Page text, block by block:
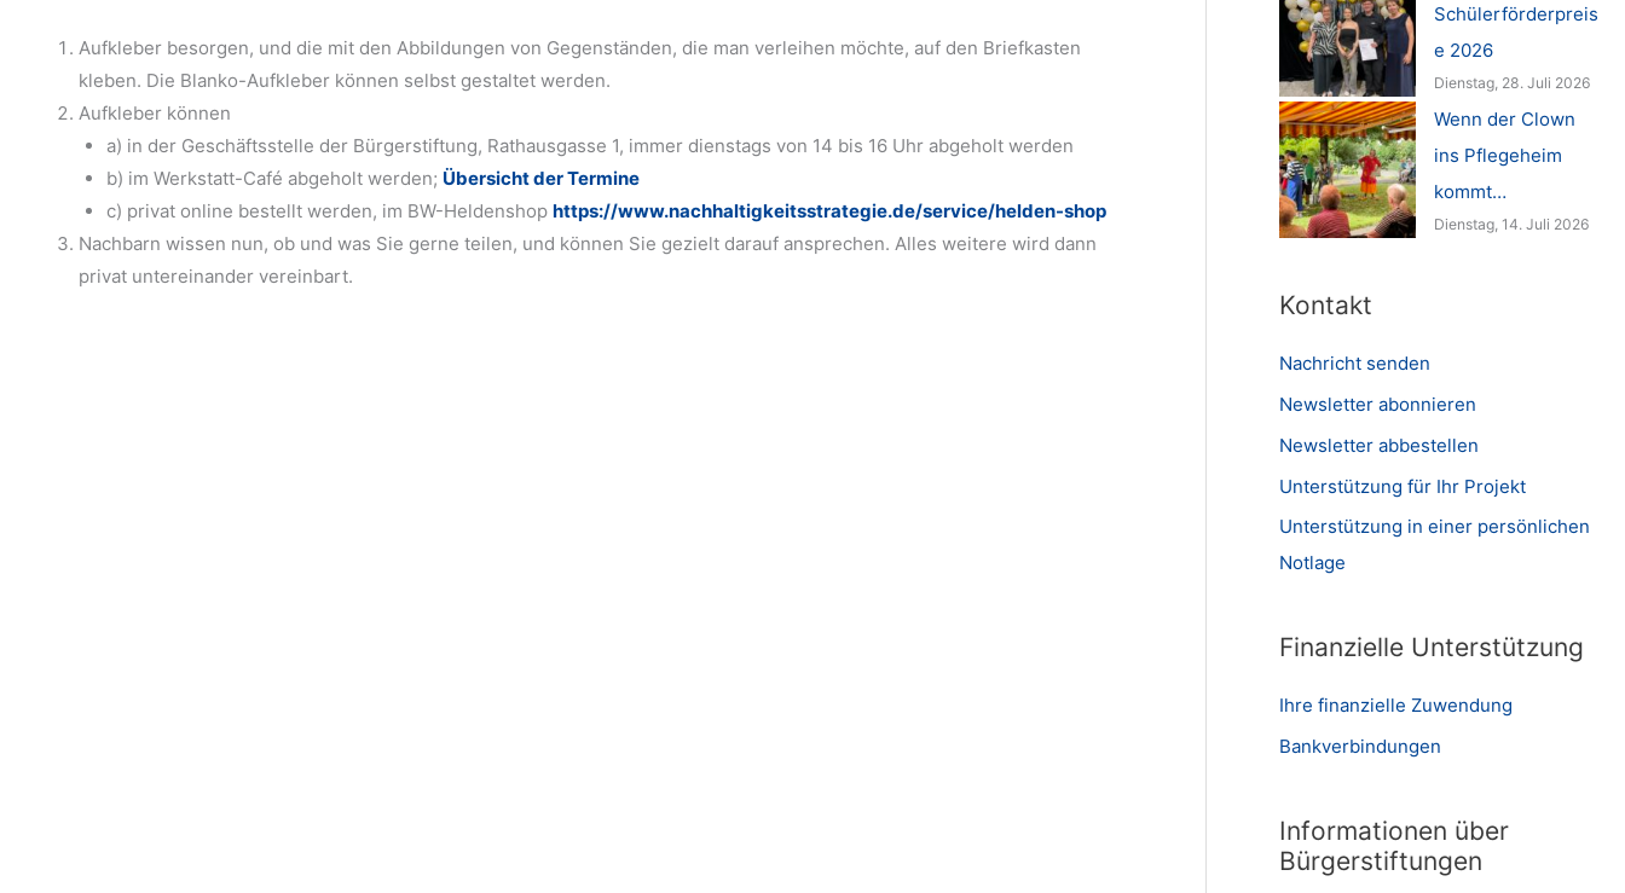
Aufkleber besorgen, und die mit den Abbildungen von Gegenständen, die man verleihen möchte, auf den Briefkasten
kleben. Die Blanko-Aufkleber können selbst gestaltet werden.
Aufkleber können
a) in der Geschäftsstelle der Bürgerstiftung, Rathausgasse 1, immer dienstags von 14 bis 16 Uhr abgeholt werden
b) im Werkstatt-Café abgeholt werden; Übersicht der Termine
c) privat online bestellt werden, im BW-Heldenshop https://www.nachhaltigkeitsstrategie.de/service/helden-shop
Nachbarn wissen nun, ob und was Sie gerne teilen, und können Sie gezielt darauf ansprechen. Alles weitere wird dann
privat untereinander vereinbart.
Schülerförderpreis
e 2026
Dienstag, 28. Juli 2026
Wenn der Clown
ins Pflegeheim
kommt…
Dienstag, 14. Juli 2026
Kontakt
Nachricht senden
Newsletter abonnieren
Newsletter abbestellen
Unterstützung für Ihr Projekt
Unterstützung in einer persönlichen
Notlage
Finanzielle Unterstützung
Ihre finanzielle Zuwendung
Bankverbindungen
Informationen über
Bürgerstiftungen